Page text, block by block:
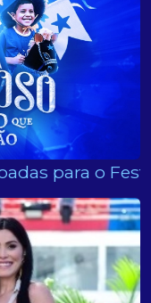
para o